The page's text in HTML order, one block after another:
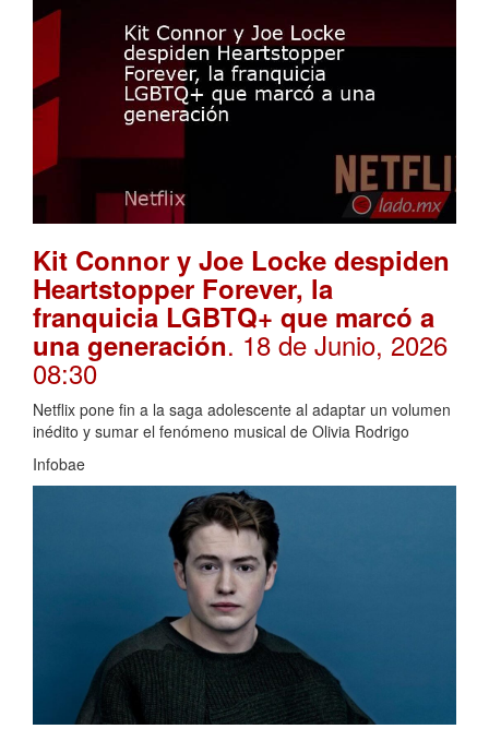
Kit Connor y Joe Locke despiden
Heartstopper Forever, la
franquicia LGBTQ+ que marcó a
una generación. 18 de Junio, 2026
08:30
Netflix pone fin a la saga adolescente al adaptar un volumen
inédito y sumar el fenómeno musical de Olivia Rodrigo
Infobae